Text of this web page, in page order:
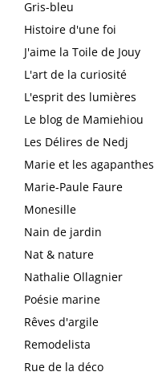
Gris-bleu
Histoire d'une foi
J'aime la Toile de Jouy
L'art de la curiosité
L'esprit des lumières
Le blog de Mamiehiou
Les Délires de Nedj
Marie et les agapanthes
Marie-Paule Faure
Monesille
Nain de jardin
Nat & nature
Nathalie Ollagnier
Poésie marine
Rêves d'argile
Remodelista
Rue de la déco